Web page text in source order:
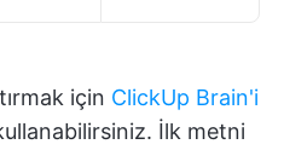
için ClickUp Brain'i
İlk metni